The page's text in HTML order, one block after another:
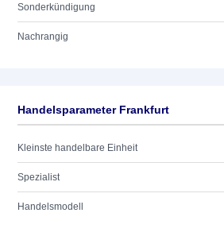
Sonderkündigung
Nachrangig
Handelsparameter Frankfurt
Kleinste handelbare Einheit
Spezialist
Handelsmodell